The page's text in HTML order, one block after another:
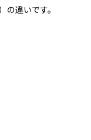
違いです。